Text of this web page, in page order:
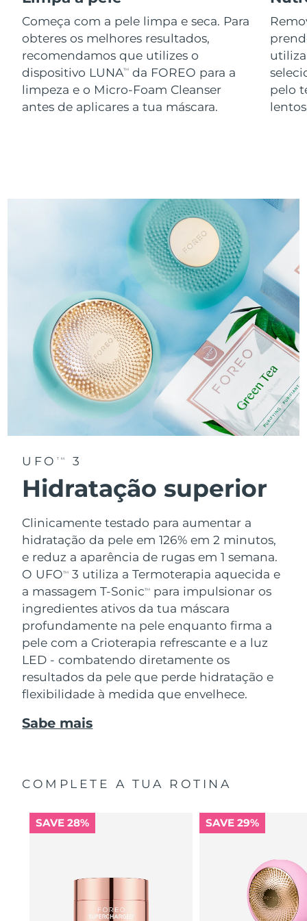
Começa com a pele limpa e seca. Para
obteres os melhores resultados,
recomendamos que utilizes o
dispositivo LUNATM
da FOREO para a
limpeza e o Micro-Foam Cleanser
antes de aplicares a tua máscara.
pelo
UFO TM 3
Hidratação superior
Clinicamente testado para aumentar a
hidratação da pele em 126% em 2 minutos,
e reduz a aparência de rugas em 1 semana.
O UFOTM
3 utiliza a Termoterapia aquecida e
a massagem T-SonicTM
para impulsionar os
ingredientes ativos da tua máscara
profundamente na pele enquanto firma a
pele com a Crioterapia refrescante e a luz
LED - combatendo diretamente os
resultados da pele que perde hidratação e
flexibilidade à medida que envelhece.
Sabe mais
COMPLETE A TUA ROTINA
SAVE 28% SAVE 29%